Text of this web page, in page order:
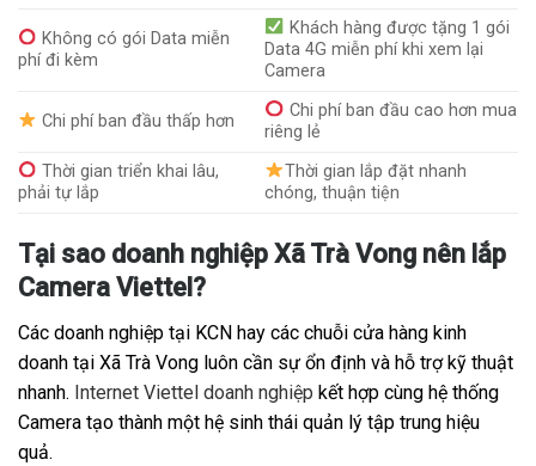
Không có gói Data miễn
phí đi kèm
Khách hàng được tặng 1 gói
Data 4G miễn phí khi xem lại
Camera
Chi phí ban đầu thấp hơn
Chi phí ban đầu cao hơn mua
riêng lẻ
Thời gian triển khai lâu,
phải tự lắp
Thời gian lắp đặt nhanh
chóng, thuận tiện
Tại sao doanh nghiệp Xã Trà Vong nên lắp
Camera Viettel?
Các doanh nghiệp tại KCN hay các chuỗi cửa hàng kinh
doanh tại Xã Trà Vong luôn cần sự ổn định và hỗ trợ kỹ thuật
nhanh. Internet Viettel doanh nghiệp kết hợp cùng hệ thống
Camera tạo thành một hệ sinh thái quản lý tập trung hiệu
quả.